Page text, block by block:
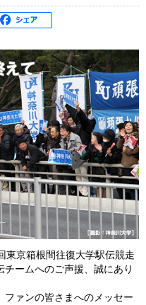
東京箱根間往復大学駅伝競走
ームへのご声援、誠にあり
ァンの皆さまへのメッセー